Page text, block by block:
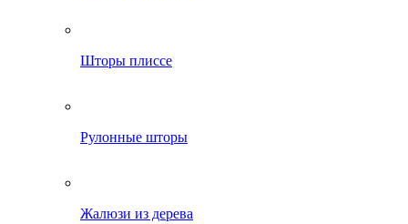
Шторы плиссе
Рулонные шторы
Жалюзи из дерева